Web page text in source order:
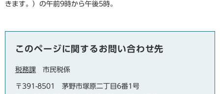
きます。）の午前9時から午後5時。
このページに関するお問い合わせ先
税務課 市民税係
〒391-8501
茅野市塚原二丁目6番1号